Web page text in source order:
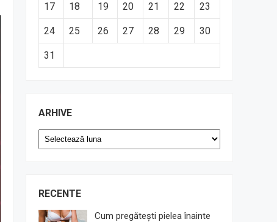
17 18 19 20 21 22 23
24 25 26 27 28 29 30
31
ARHIVE
Arhive
RECENTE
Cum pregătești pielea înainte